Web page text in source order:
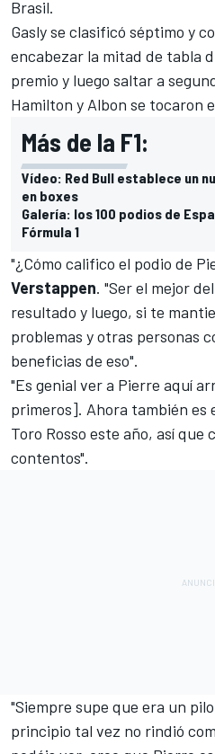
Brasil.
Gasly se clasificó séptimo y
encabezar la mitad de tabla
premio y luego saltar a
Hamilton y Albon se tocaron
Más de la F1:
Vídeo: Red Bull establece un
en boxes
Galería: los 100 podios de
Fórmula 1
"¿Cómo califico el podio de
Verstappen. "Ser el mejor
resultado y luego, si te
problemas y otras personas
beneficias de eso".
"Es genial ver a Pierre aquí
primeros]. Ahora también es
Toro Rosso este año, así que
contentos".
"Siempre supe que era un
principio tal vez no rindió